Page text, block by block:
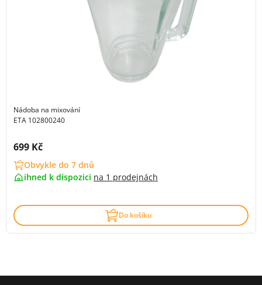
Nádoba na mixování
ETA 102800240
Cena s DPH:
699 Kč
Obvykle do 7 dnů
ihned k dispozici na 1 prodejnách
Do košíku